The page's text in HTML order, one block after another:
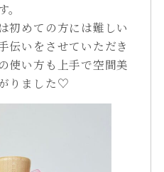
初めての方には難しい
伝いをさせていただき
使い方も上手で空間美
りました♡